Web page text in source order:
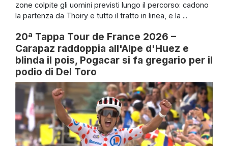
zone colpite gli uomini previsti lungo il percorso: cadono
la partenza da Thoiry e tutto il tratto in linea, e la ...
20ª Tappa Tour de France 2026 –
Carapaz raddoppia all'Alpe d'Huez e
blinda il pois, Pogacar si fa gregario per il
podio di Del Toro